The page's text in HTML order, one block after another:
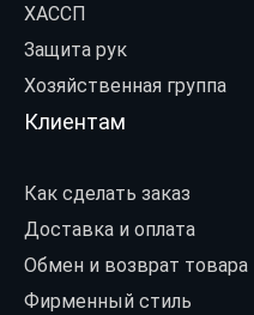
ХАССП
Защита рук
Хозяйственная группа
Клиентам
Как сделать заказ
Доставка и оплата
Обмен и возврат товара
Фирменный стиль